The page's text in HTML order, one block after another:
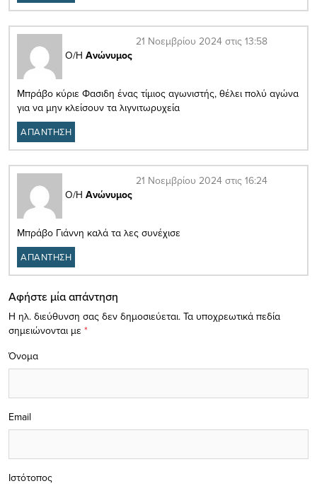
Ο/Η Ανώνυμος
21 Νοεμβρίου 2024 στις 13:58
Μπράβο κύριε Φασιδη ένας τίμιος αγωνιστής, θέλει πολύ αγώνα
για να μην κλείσουν τα λιγνιτωρυχεία
ΑΠΑΝΤΗΣΗ
Ο/Η Ανώνυμος
21 Νοεμβρίου 2024 στις 16:24
Μπράβο Γιάννη καλά τα λες συνέχισε
ΑΠΑΝΤΗΣΗ
Αφήστε μία απάντηση
Η ηλ. διεύθυνση σας δεν δημοσιεύεται. Τα υποχρεωτικά πεδία
σημειώνονται με *
Όνομα
Email
Ιστότοπος